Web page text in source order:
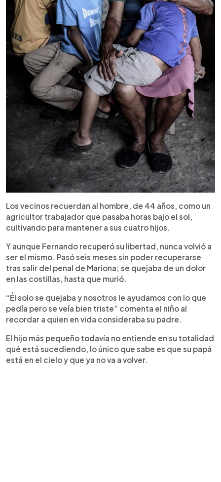
Los vecinos recuerdan al hombre, de 44 años, como un
agricultor trabajador que pasaba horas bajo el sol,
cultivando para mantener a sus cuatro hijos.
Y aunque Fernando recuperó su libertad, nunca volvió a
ser el mismo. Pasó seis meses sin poder recuperarse
tras salir del penal de Mariona; se quejaba de un dolor
en las costillas, hasta que murió.
“Él solo se quejaba y nosotros le ayudamos con lo que
pedía pero se veía bien triste” comenta el niño al
recordar a quien en vida consideraba su padre.
El hijo más pequeño todavía no entiende en su totalidad
qué está sucediendo, lo único que sabe es que su papá
está en el cielo y que ya no va a volver.